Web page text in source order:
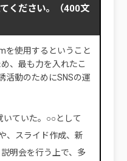
ください。（400文
を使用するということ
、最も力を入れたこ
活動のためにSNSの運
ていた。○○として
、スライド作成、新
明会を行う上で、多